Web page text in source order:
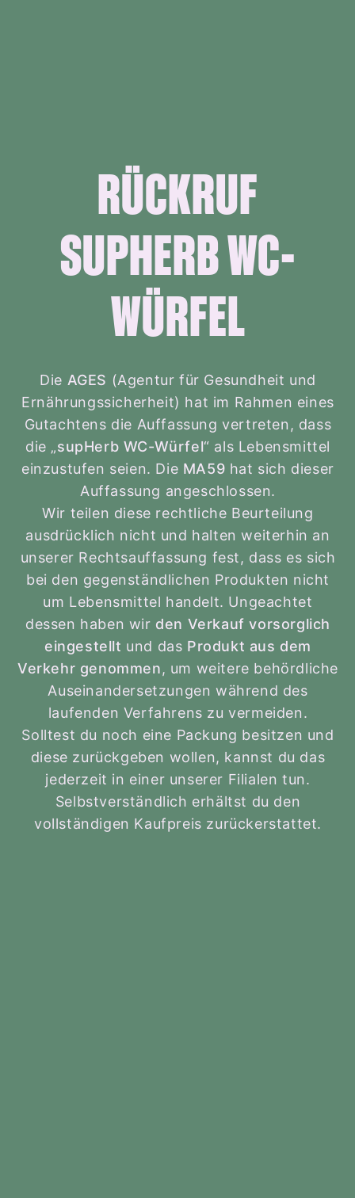
RÜCKRUF
SUPHERB WC-
WÜRFEL
Die AGES (Agentur für Gesundheit und
Ernährungssicherheit) hat im Rahmen eines
Gutachtens die Auffassung vertreten, dass
die „supHerb WC-Würfel“ als Lebensmittel
einzustufen seien. Die MA59 hat sich dieser
Auffassung angeschlossen.
Wir teilen diese rechtliche Beurteilung
ausdrücklich nicht und halten weiterhin an
unserer Rechtsauffassung fest, dass es sich
bei den gegenständlichen Produkten nicht
um Lebensmittel handelt. Ungeachtet
dessen haben wir den Verkauf vorsorglich
eingestellt und das Produkt aus dem
Verkehr genommen, um weitere behördliche
Auseinandersetzungen während des
laufenden Verfahrens zu vermeiden.
Solltest du noch eine Packung besitzen und
diese zurückgeben wollen, kannst du das
jederzeit in einer unserer Filialen tun.
Selbstverständlich erhältst du den
vollständigen Kaufpreis zurückerstattet.